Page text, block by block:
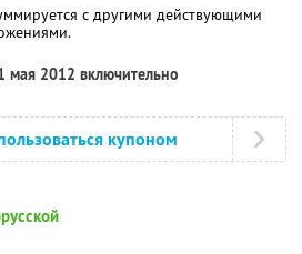
с другими действующими
мая 2012 включительно
купоном